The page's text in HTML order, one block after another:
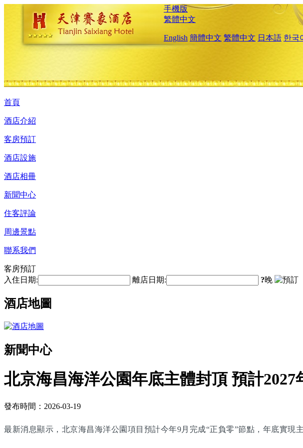
手機版
繁體中文
English 簡體中文 繁體中文 日本語 한국
首頁
酒店介紹
客房預訂
酒店設施
酒店相冊
新聞中心
住客評論
周邊景點
聯系我們
客房預訂
入住日期:
離店日期: ?晚
酒店地圖
新聞中心
北京海昌海洋公園年底主體封頂 預計2027
發布時間：2026-03-19
最新消息顯示，北京海昌海洋公園項目預計今年9月完成“正負零”節點，年底實現